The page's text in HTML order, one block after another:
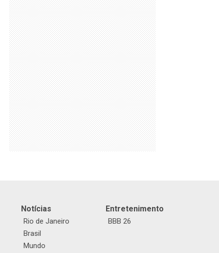
Notícias
Rio de Janeiro
Brasil
Mundo
Entretenimento
BBB 26